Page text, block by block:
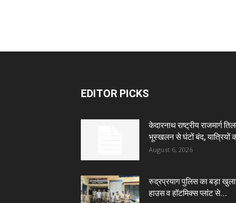
EDITOR PICKS
केदारनाथ राष्ट्रीय राजमार्ग
भूस्खलन से घंटों बंद, यात्रियों
August 6, 2026
रुद्रप्रयाग पुलिस का बड़ा
हाउस व हॉटमिक्स प्लांट से...